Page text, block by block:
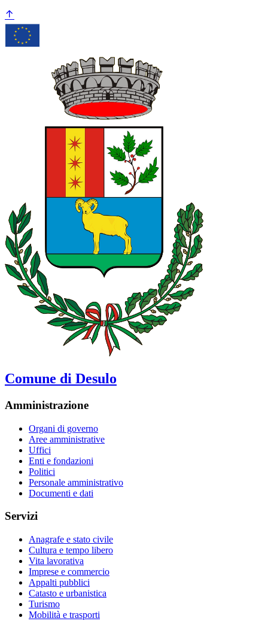
Comune di Desulo
Amministrazione
Organi di governo
Aree amministrative
Uffici
Enti e fondazioni
Politici
Personale amministrativo
Documenti e dati
Servizi
Anagrafe e stato civile
Cultura e tempo libero
Vita lavorativa
Imprese e commercio
Appalti pubblici
Catasto e urbanistica
Turismo
Mobilità e trasporti